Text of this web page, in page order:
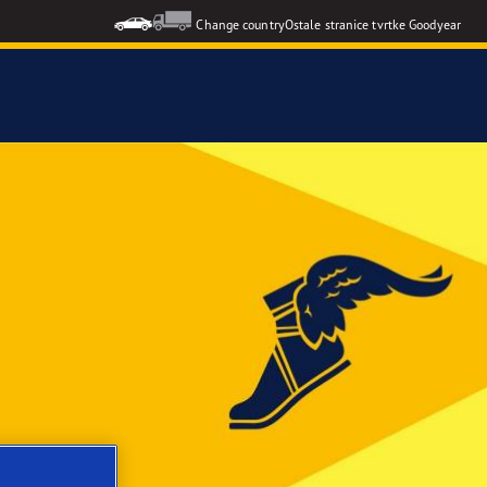
Change countryOstale stranice tvrtke Goodyear